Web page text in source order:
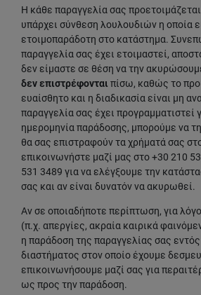
Η κάθε παραγγελία σας
υπάρχει σύνθεση λουλουδιών η οποία
ετοιμοπαράδοτη στο κατάστημα.
παραγγελία σας έχει ετοιμαστεί,
δεν είμαστε σε θέση να την
δεν επιστρέφονταιπίσω, καθώς το
ευαίσθητο και η διαδικασία είναι μη
παραγγελία σας έχει προγραμματιστεί
ημερομηνία παράδοσης, μπορούμε να
θα σας επιστραφούν τα χρήματά σας
επικοινωνήστε μαζί μας στο +30 210
531 3489 για να ελέγξουμε την
σας και αν είναι δυνατόν να ακυρωθεί.
Αν σε οποιαδήποτε περίπτωση, για
(π.χ. απεργίες, ακραία καιρικά
η παράδοση της παραγγελίας σας
διαστήματος στον οποίο έχουμε
επικοινωνήσουμε μαζί σας για
ως προς την παράδοση.